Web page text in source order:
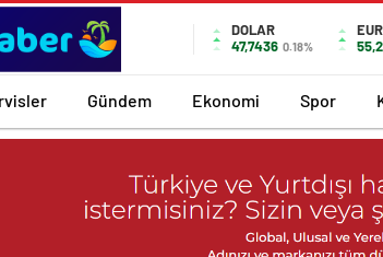
DOLAR
47,7436 0.18%
Gündem Ekonomi Spor